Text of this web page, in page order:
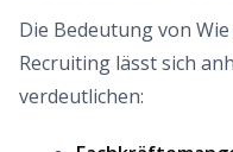
Die Bedeutung von
Recruiting lässt sich
verdeutlichen: